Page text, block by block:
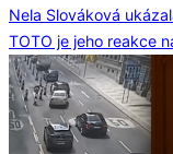
Nela Slováková
TOTO je jeho reakce